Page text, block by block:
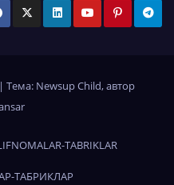
| Тема: Newsup Child, автор
TABRIKLAR
ТАБРИКЛАР